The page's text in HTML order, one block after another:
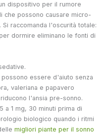
dispositivo per il rumore
che possono causare micro-
raccomanda l'oscurità totale:
dormire eliminano le fonti di
essere d'aiuto senza
valeriana e papavero
l'ansia pre-sonno.
a 1 mg, 30 minuti prima di
biologico quando i ritmi
migliori piante per il sonno